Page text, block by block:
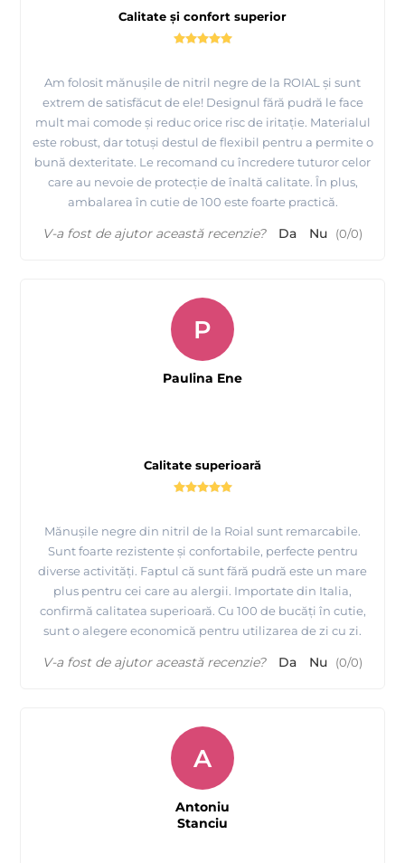
Calitate și confort superior
Am folosit mănușile de nitril negre de la ROIAL și sunt
extrem de satisfăcut de ele! Designul fără pudră le face
mult mai comode și reduc orice risc de iritație. Materialul
este robust, dar totuși destul de flexibil pentru a permite o
bună dexteritate. Le recomand cu încredere tuturor celor
care au nevoie de protecție de înaltă calitate. În plus,
ambalarea în cutie de 100 este foarte practică.
V-a fost de ajutor această recenzie? Da Nu (0/0)
Calitate superioară
Mănușile negre din nitril de la Roial sunt remarcabile.
Sunt foarte rezistente și confortabile, perfecte pentru
diverse activități. Faptul că sunt fără pudră este un mare
plus pentru cei care au alergii. Importate din Italia,
confirmă calitatea superioară. Cu 100 de bucăți în cutie,
sunt o alegere economică pentru utilizarea de zi cu zi.
P
Paulina Ene
V-a fost de ajutor această recenzie? Da Nu (0/0)
A
Antoniu
Stanciu